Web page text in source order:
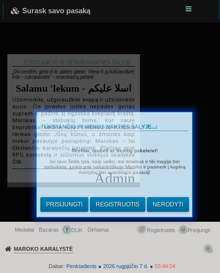
Surask savo pasaką
TŪKSTANČIO IR VIENOS NAKTIES ŠALYJE...
„Dvi nendrės geria iš to paties upelio. Viena iš jų tuščiavidurė,
kita – cukranendrė“ – marokiečių patarlė.
Salamu 'lekum - اسلا عليكم
Užsimerkite, užgniaužkite kvapą ir užsidenkite
ausis. Čia įprastos juslės nepadės geriau
suprasti ir pažinti šį egzotika kvepiantį kraštą.
Marokas – stebuklų žemė, kur saulė
beprotiškai kaitina, vėjas švelniau už motinos
rankas glosto Jūsų kūnus, o žmonės kaip
niekur pasaulyje paslaptingi. Marokas – tai
tūkstančio karalysčių karalystė. Plačiau apie
RPG kontekstą ir siūlomus veikėjus skaitykite
ČIA.
Admin
Greitasis meniu
Medaliai Bazaras DUK Dirhamai Prisijungti
Registruotis
MAROKO KARALYSTĖ
Dabar: Penktadienis ● 2026 rugpjūčio 7 d. ● 03:44:04
TŪKSTANČIO IR VIENOS NAKTIES ŠALYJE...:
Mrehba, tautieti ar tiesiog pakeleivi!
Jei tavo širdis tyra, kaip vaiko, esi smalsus ir tiki magija bei
stebuklais, junkis prie vakarietiškojo Maroko ir pasinerk į kupiną
nuotykių bei avantiūros pasaulį!
PRISIJUNGTI REGISTRUOTIS NERODYTI